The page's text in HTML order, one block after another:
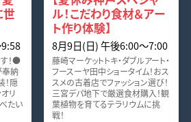
世
！●
奉納
隠
リ
たい
ル！こだわり食材＆アー
ト作り体験】
8月9日(日) 午後6:00～7:00
藤崎マーケットトキ・ダブルアート・
フースーヤ田中ショータイム！おス
スメの古着店でファッション選び！
三宮デパ地下で厳選食材購入！観
葉植物を育てるテラリウムに挑
戦！